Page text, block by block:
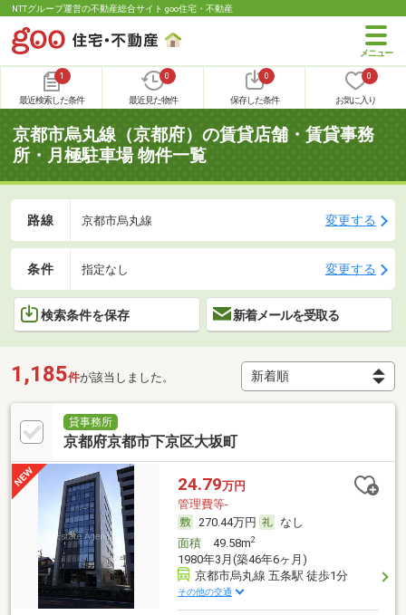
NTTグループ運営の不動産総合サイト goo住宅・不動産
1
最近検索した条件
0
最近見た物件
0
保存した条件
0
お気に入り
京都市烏丸線（京都府）の賃貸店舗・賃貸事務
所・月極駐車場 物件一覧
路線 京都市烏丸線 変更する
条件 指定なし 変更する
検索条件を保存 新着メールを受取る
1,185件が該当しました。
貸事務所
京都府京都市下京区大坂町
24.79万円
管理費等-
270.44万円
なし
面積49.58m2
1980年3月(築46年6ヶ月)
京都市烏丸線 五条駅 徒歩1分
その他の交通